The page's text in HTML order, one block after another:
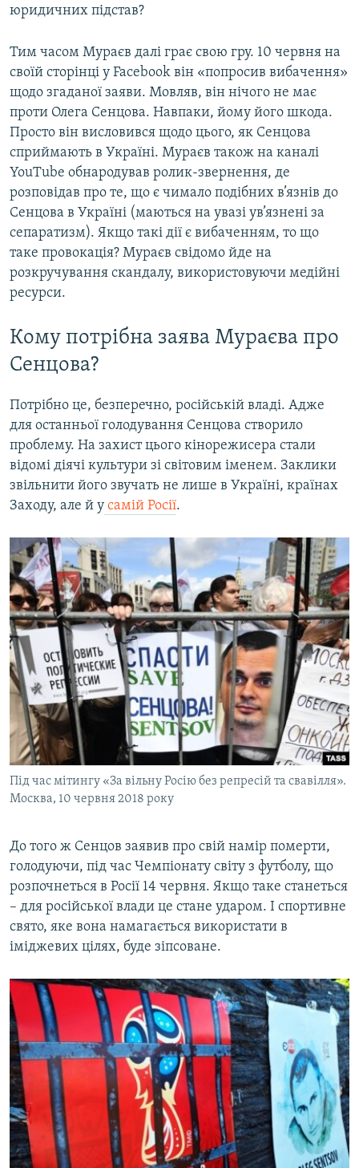
юридичних підстав?
Тим часом Мураєв далі грає свою гру. 10 червня на
своїй сторінці у Facebook він «попросив вибачення»
щодо згаданої заяви. Мовляв, він нічого не має
проти Олега Сенцова. Навпаки, йому його шкода.
Просто він висловився щодо цього, як Сенцова
сприймають в Україні. Мураєв також на каналі
YouTube обнародував ролик-звернення, де
розповідав про те, що є чимало подібних в’язнів до
Сенцова в Україні (маються на увазі ув’язнені за
сепаратизм). Якщо такі дії є вибаченням, то що
таке провокація? Мураєв свідомо йде на
розкручування скандалу, використовуючи медійні
ресурси.
Кому потрібна заява Мураєва про
Сенцова?
Потрібно це, безперечно, російській владі. Адже
для останньої голодування Сенцова створило
проблему. На захист цього кінорежисера стали
відомі діячі культури зі світовим іменем. Заклики
звільнити його звучать не лише в Україні, країнах
Заходу, але й у самій Росії.
Під час мітингу «За вільну Росію без репресій та свавілля».
Москва, 10 червня 2018 року
До того ж Сенцов заявив про свій намір померти,
голодуючи, під час Чемпіонату світу з футболу, що
розпочнеться в Росії 14 червня. Якщо таке станеться
– для російської влади це стане ударом. І спортивне
свято, яке вона намагається використати в
іміджевих цілях, буде зіпсоване.